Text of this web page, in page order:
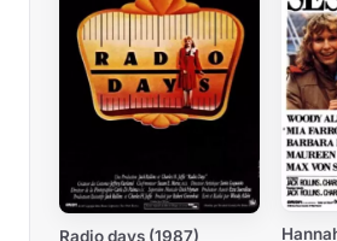
Radio days (1987)